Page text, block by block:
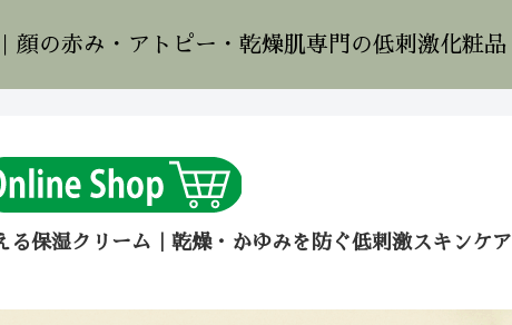
顔の赤み・アトピー・乾燥肌専門の低刺激化粧品
る保湿クリーム｜乾燥・かゆみを防ぐ低刺激スキンケア